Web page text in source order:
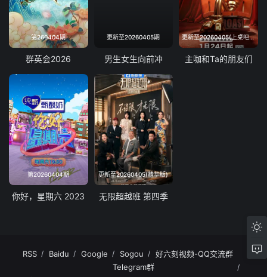
第260404期
群英会2026
更新至20260405期
男生女生向前冲
更新至20260405(上桌吧！主咖第10期)
主咖和Ta的朋友们
第20260404期
你好，星期六 2023
更新至20260405(精华版)
无限超越班 第四季
RSS Baidu Google Sogou
好六刻视频-QQ交流群
Telegram群